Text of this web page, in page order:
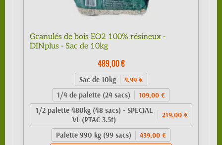
Granulés de bois EO2 100% résineux -
DINplus - Sac de 10kg
489,00 €
Sac de 10kg 4,99 €
1/4 de palette (24 sacs) 109,00 €
1/2 palette 480kg (48 sacs) - SPECIAL
VL (PTAC 3.5t)
219,00 €
Palette 990 kg (99 sacs) 439,00 €